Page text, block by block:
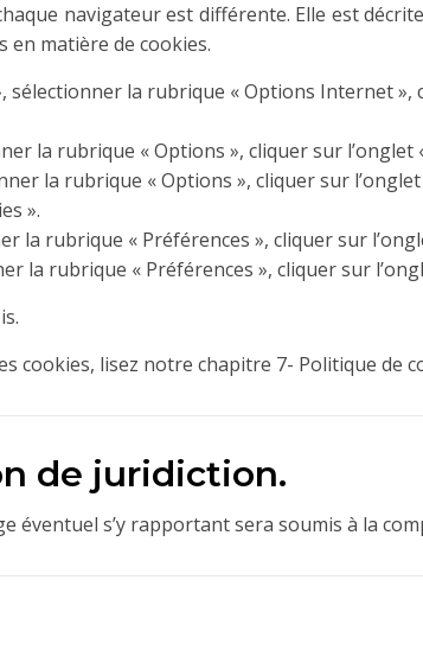
navigateur est différente. Elle est
matière de cookies.
la rubrique « Options Internet »,
la rubrique « Options », cliquer sur l’onglet
la rubrique « Options », cliquer sur
».
la rubrique « Préférences », cliquer sur
la rubrique « Préférences », cliquer sur
cookies, lisez notre chapitre 7- Politique de
de juridiction.
s’y rapportant sera soumis à la